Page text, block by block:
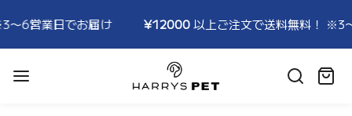
日でお届け ¥12000以上ご注文で送料無料！ ※3〜6営業
HARRYSPET
カ